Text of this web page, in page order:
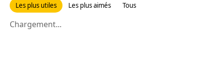
Les plus utiles Les plus aimés Tous
Chargement...